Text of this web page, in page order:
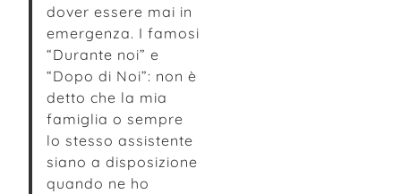
dover essere mai in
emergenza. I famosi
“Durante noi” e
“Dopo di Noi”: non è
detto che la mia
famiglia o sempre
lo stesso assistente
siano a disposizione
quando ne ho